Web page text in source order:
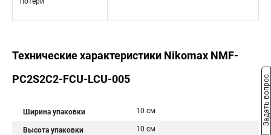
Технические характеристики Nikomax NMF-
PC2S2C2-FCU-LCU-005
Ширина упаковки 10 см
Высота упаковки 10 см
Задать вопрос